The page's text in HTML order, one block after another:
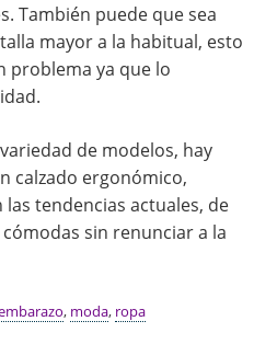
También puede que sea
mayor a la habitual, esto
problema ya que lo
de modelos, hay
calzado ergonómico,
tendencias actuales, de
sin renunciar a la
, moda, ropa